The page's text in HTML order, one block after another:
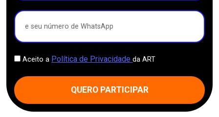
Aceito a Política de Privacidadeda ART
QUERO PARTICIPAR